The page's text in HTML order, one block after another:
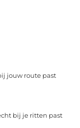
jouw route past
bij je ritten past